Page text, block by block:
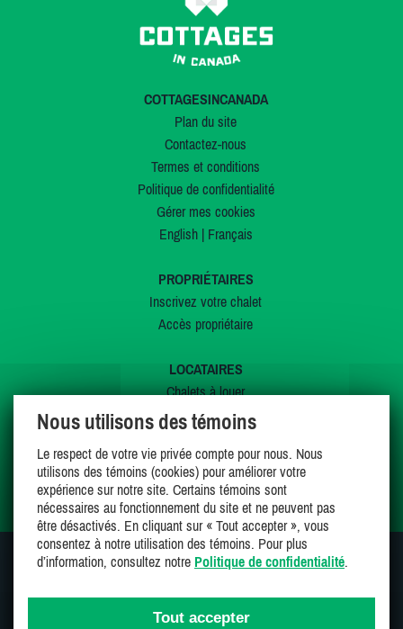
COTTAGESINCANADA
Plan du site
Contactez-nous
Termes et conditions
Politique de confidentialité
Gérer mes cookies
English| Français
PROPRIÉTAIRES
Inscrivez votre chalet
Accès propriétaire
LOCATAIRES
Chalets à louer
Chalets à vendre
Offres spéciales
Mes favoris
SUIVEZ-NOUS SUR
Nous utilisons des témoins
Le respect de votre vie privée compte pour nous. Nous
utilisons des témoins (cookies) pour améliorer votre
expérience sur notre site. Certains témoins sont
nécessaires au fonctionnement du site et ne peuvent pas
être désactivés. En cliquant sur « Tout accepter », vous
consentez à notre utilisation des témoins. Pour plus
d’information, consultez notre Politique de confidentialité.
Tout accepter